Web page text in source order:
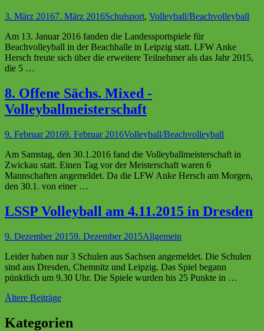
3. März 20167. März 2016Schulsport, Volleyball/Beachvolleyball
Am 13. Januar 2016 fanden die Landessportspiele für
Beachvolleyball in der Beachhalle in Leipzig statt. LFW Anke
Hersch freute sich über die erweitere Teilnehmer als das Jahr 2015,
die 5 …
8. Offene Sächs. Mixed -
Volleyballmeisterschaft
9. Februar 20169. Februar 2016Volleyball/Beachvolleyball
Am Samstag, den 30.1.2016 fand die Volleyballmeisterschaft in
Zwickau statt. Einen Tag vor der Meisterschaft waren 6
Mannschaften angemeldet. Da die LFW Anke Hersch am Morgen,
den 30.1. von einer …
LSSP Volleyball am 4.11.2015 in Dresden
9. Dezember 20159. Dezember 2015Allgemein
Leider haben nur 3 Schulen aus Sachsen angemeldet. Die Schulen
sind aus Dresden, Chemnitz und Leipzig. Das Spiel begann
pünktlich um 9.30 Uhr. Die Spiele wurden bis 25 Punkte in …
Beitragsnavigation
Ältere Beiträge
Kategorien